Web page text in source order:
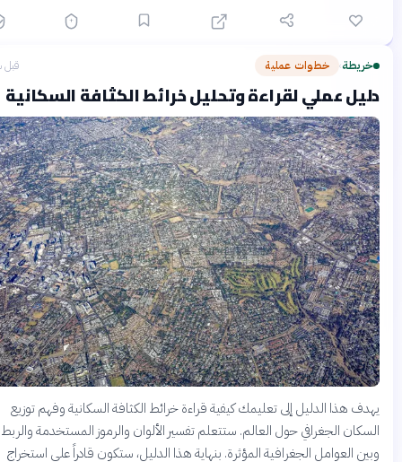
› خطوات عملية قبل شهرين
عملي لقراءة وتحليل خرائط الكثافة السكانية
هذا الدليل إلى تعليمك كيفية قراءة خرائط الكثافة السكانية وفهم توزيع
الجغرافي حول العالم. ستتعلم تفسير الألوان والرموز المستخدمة والربط بينها
العوامل الجغرافية المؤثرة. بنهاية هذا الدليل، ستكون قادراً على استخراج